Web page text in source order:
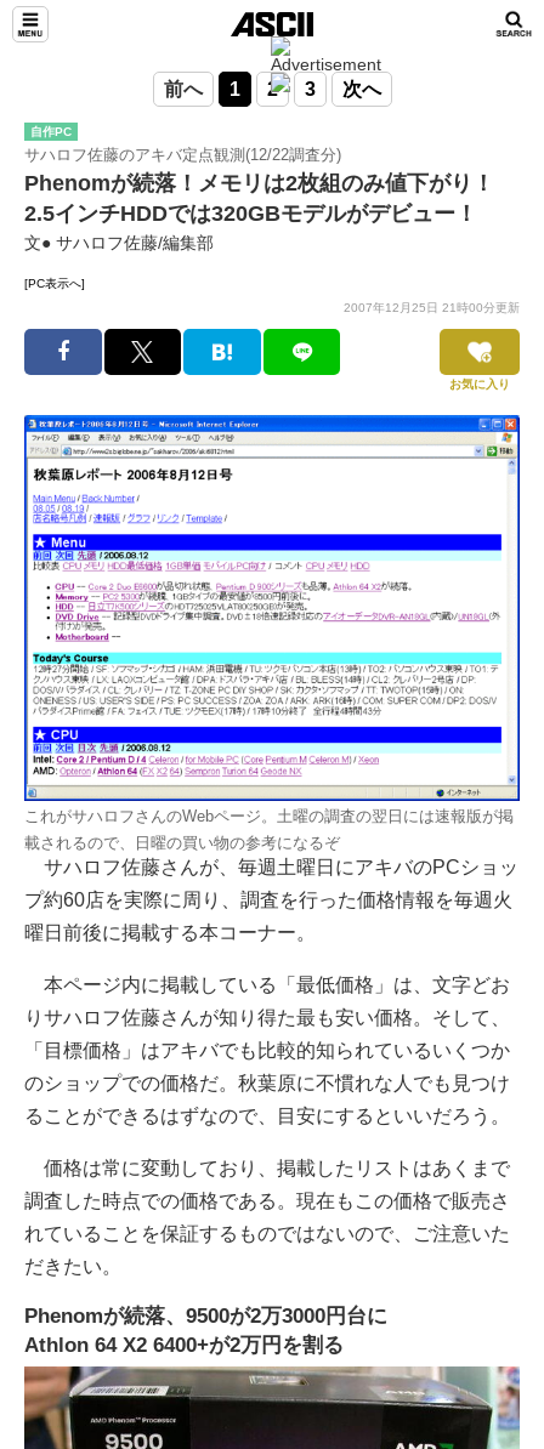
前へ 1 2 3 次へ
自作PC
サハロフ佐藤のアキバ定点観測(12/22調査分)
Phenomが続落！メモリは2枚組のみ値下がり！
2.5インチHDDでは320GBモデルがデビュー！
文● サハロフ佐藤/編集部
[PC表示へ]
2007年12月25日 21時00分更新
お気に入り
これがサハロフさんのWebページ。土曜の調査の翌日には速報版が掲
載されるので、日曜の買い物の参考になるぞ
サハロフ佐藤さんが、毎週土曜日にアキバのPCショッ
プ約60店を実際に周り、調査を行った価格情報を毎週火
曜日前後に掲載する本コーナー。
本ページ内に掲載している「最低価格」は、文字どお
りサハロフ佐藤さんが知り得た最も安い価格。そして、
「目標価格」はアキバでも比較的知られているいくつか
のショップでの価格だ。秋葉原に不慣れな人でも見つけ
ることができるはずなので、目安にするといいだろう。
価格は常に変動しており、掲載したリストはあくまで
調査した時点での価格である。現在もこの価格で販売さ
れていることを保証するものではないので、ご注意いた
だきたい。
Phenomが続落、9500が2万3000円台に
Athlon 64 X2 6400+が2万円を割る